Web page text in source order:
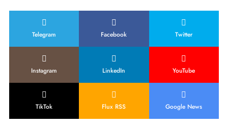
Telegram Facebook Twitter
Instagram LinkedIn YouTube
TikTok Flux RSS Google News